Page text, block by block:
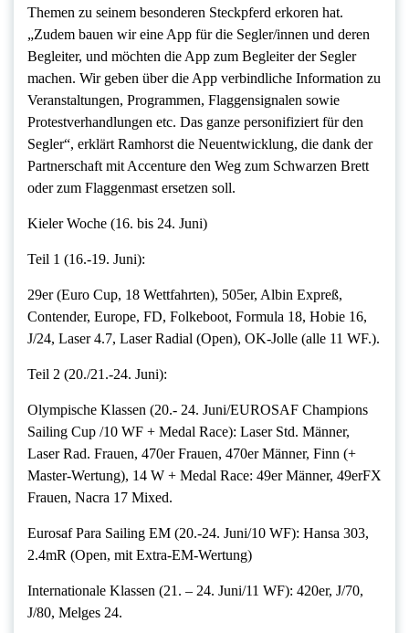
Themen zu seinem besonderen Steckpferd erkoren hat.
„Zudem bauen wir eine App für die Segler/innen und deren
Begleiter, und möchten die App zum Begleiter der Segler
machen. Wir geben über die App verbindliche Information zu
Veranstaltungen, Programmen, Flaggensignalen sowie
Protestverhandlungen etc. Das ganze personifiziert für den
Segler“, erklärt Ramhorst die Neuentwicklung, die dank der
Partnerschaft mit Accenture den Weg zum Schwarzen Brett
oder zum Flaggenmast ersetzen soll.
Kieler Woche (16. bis 24. Juni)
Teil 1 (16.-19. Juni):
29er (Euro Cup, 18 Wettfahrten), 505er, Albin Expreß,
Contender, Europe, FD, Folkeboot, Formula 18, Hobie 16,
J/24, Laser 4.7, Laser Radial (Open), OK-Jolle (alle 11 WF.).
Teil 2 (20./21.-24. Juni):
Olympische Klassen (20.- 24. Juni/EUROSAF Champions
Sailing Cup /10 WF + Medal Race): Laser Std. Männer,
Laser Rad. Frauen, 470er Frauen, 470er Männer, Finn (+
Master-Wertung), 14 W + Medal Race: 49er Männer, 49erFX
Frauen, Nacra 17 Mixed.
Eurosaf Para Sailing EM (20.-24. Juni/10 WF): Hansa 303,
2.4mR (Open, mit Extra-EM-Wertung)
Internationale Klassen (21. – 24. Juni/11 WF): 420er, J/70,
J/80, Melges 24.